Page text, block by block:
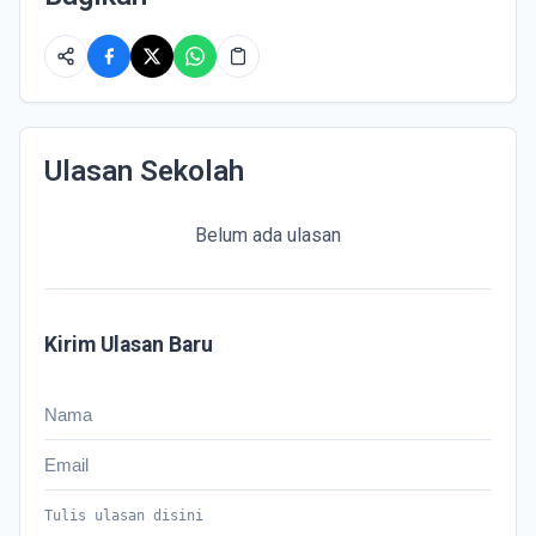
Ulasan Sekolah
Belum ada ulasan
Kirim Ulasan Baru